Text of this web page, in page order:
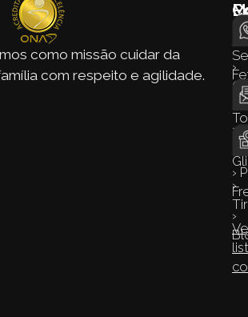
como missão cuidar da
com respeito e agilidade.
›
›
›
›
›
›